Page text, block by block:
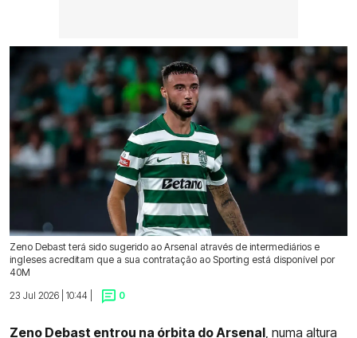
Zeno Debast terá sido sugerido ao Arsenal através de intermediários e
ingleses acreditam que a sua contratação ao Sporting está disponível por
40M
23 Jul 2026 | 10:44 |
0
Zeno Debast entrou na órbita do Arsenal , numa altura